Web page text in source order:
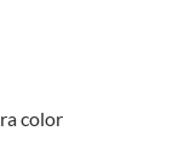
color